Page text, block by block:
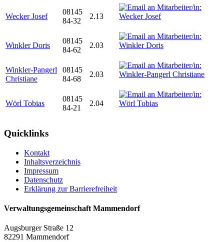
Wecker Josef
08145
84-32
2.13
Winkler Doris
08145
84-62
2.03
Winkler-Pangerl
Christiane
08145
84-68
2.03
Wörl Tobias
08145
84-21
2.04
Quicklinks
Kontakt
Inhaltsverzeichnis
Impressum
Datenschutz
Erklärung zur Barrierefreiheit
Verwaltungsgemeinschaft Mammendorf
Augsburger Straße 12
82291 Mammendorf